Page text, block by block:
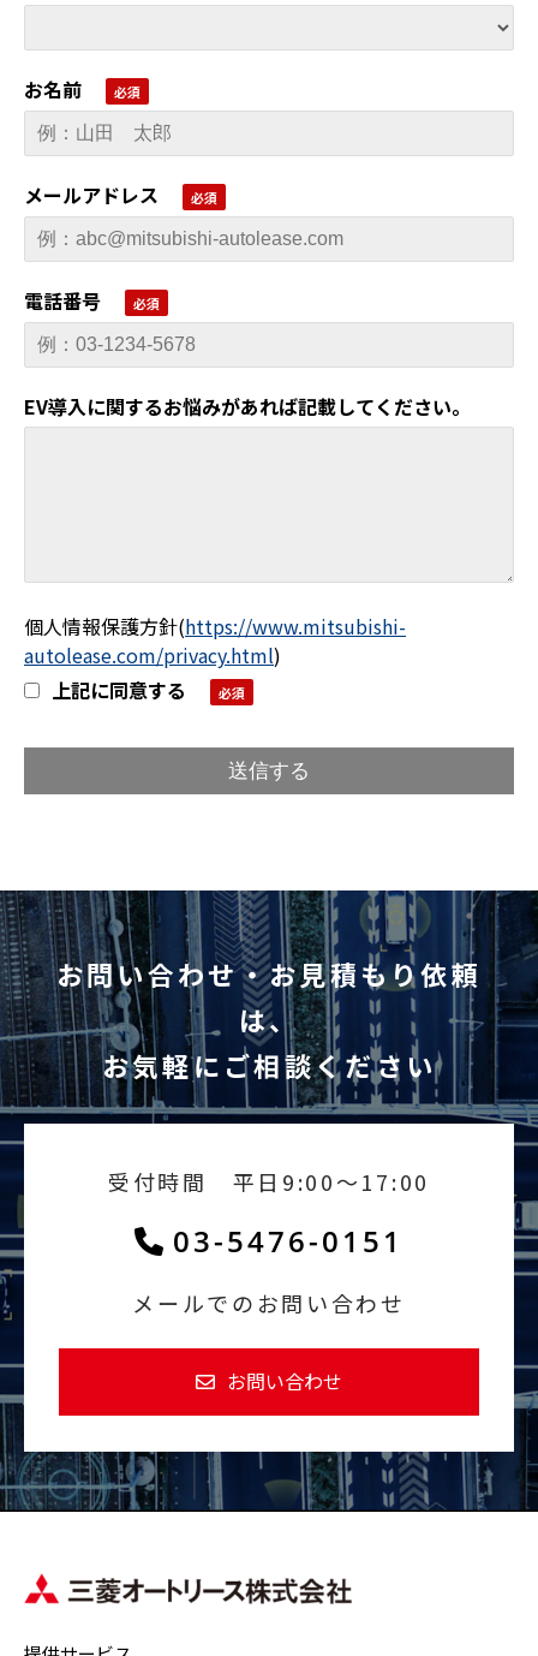
お名前
メールアドレス
電話番号
EV導入に関するお悩みがあれば記載してください。
個人情報保護方針(https://www.mitsubishi-
autolease.com/privacy.html)
上記に同意する
お問い合わせ・お見積もり依頼
は、
お気軽にご相談ください
受付時間 平日9:00～17:00
03-5476-0151
メールでのお問い合わせ
お問い合わせ